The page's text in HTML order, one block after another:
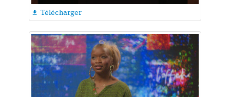
 Télécharger